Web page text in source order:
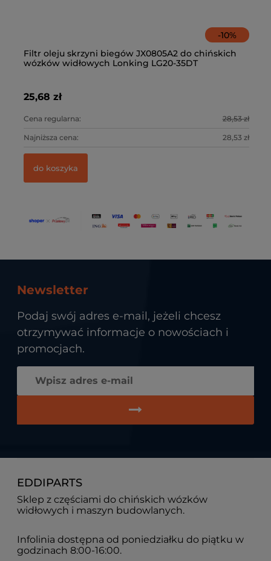
-10%
Filtr oleju skrzyni biegów JX0805A2 do chińskich
wózków widłowych Lonking LG20-35DT
25,68 zł
Cena regularna: 28,53 zł
Najniższa cena: 28,53 zł
do koszyka
Newsletter
Podaj swój adres e-mail, jeżeli chcesz
otrzymywać informacje o nowościach i
promocjach.
EDDIPARTS
Sklep z częściami do chińskich wózków
widłowych i maszyn budowlanych.
Infolinia dostępna od poniedziałku do piątku w
godzinach 8:00-16:00.